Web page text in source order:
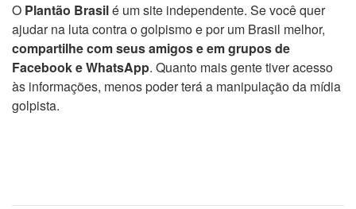
O Plantão Brasilé um site independente. Se você quer
ajudar na luta contra o golpismo e por um Brasil melhor,
compartilhe com seus amigos e em grupos de
Facebook e WhatsApp. Quanto mais gente tiver acesso
às informações, menos poder terá a manipulação da mídia
golpista.